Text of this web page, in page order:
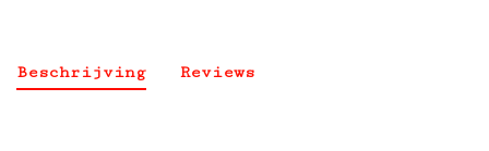
Beschrijving Reviews